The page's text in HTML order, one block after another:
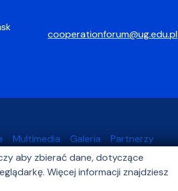
cooperationforum@ug.edu.pl
Multimedia Galeria
Partnerzy
aby zbierać dane, dotyczące
Więcej informacji znajdziesz